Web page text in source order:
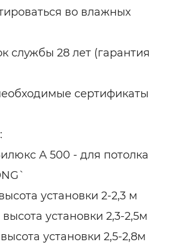
во влажных
службы 28 лет (гарантия
сертификаты
А 500 - для потолка
установки 2-2,3 м
установки 2,3-2,5м
установки 2,5-2,8м